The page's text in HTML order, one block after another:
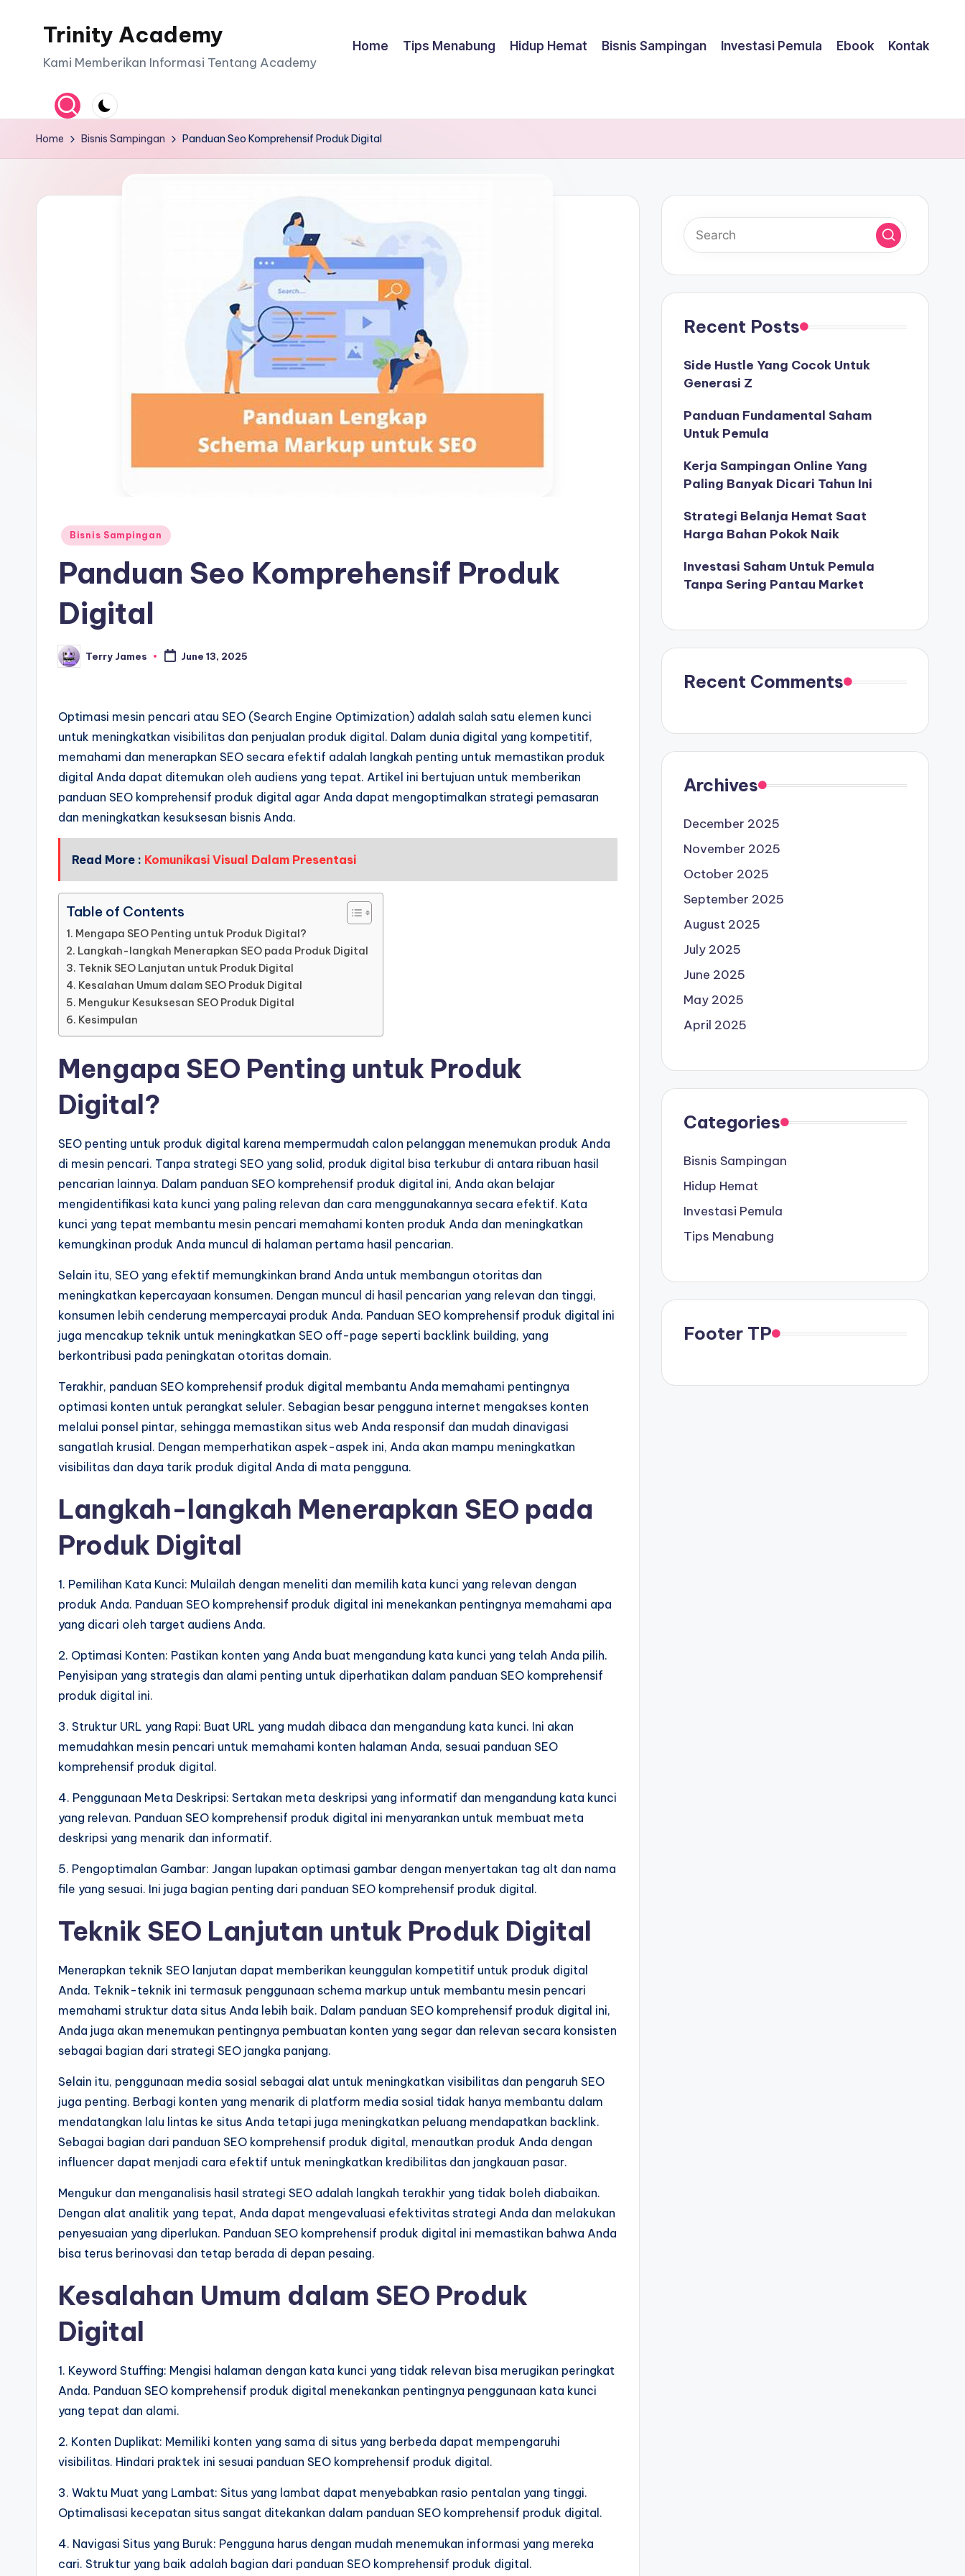
Trinity Academy
Kami Memberikan Informasi Tentang Academy
Home Tips Menabung Hidup Hemat Bisnis Sampingan Investasi Pemula Ebook Kontak
Home Bisnis Sampingan Panduan Seo Komprehensif Produk Digital
Posted
Bisnis Sampingan
Panduan Seo Komprehensif Produk
Digital
Posted
by
Terry James June 13, 2025
Optimasi mesin pencari atau SEO (Search Engine Optimization) adalah salah satu elemen kunci
untuk meningkatkan visibilitas dan penjualan produk digital. Dalam dunia digital yang kompetitif,
memahami dan menerapkan SEO secara efektif adalah langkah penting untuk memastikan produk
digital Anda dapat ditemukan oleh audiens yang tepat. Artikel ini bertujuan untuk memberikan
panduan SEO komprehensif produk digital agar Anda dapat mengoptimalkan strategi pemasaran
dan meningkatkan kesuksesan bisnis Anda.
Read More : Komunikasi Visual Dalam Presentasi
Table of Contents
Mengapa SEO Penting untuk Produk Digital?
Langkah-langkah Menerapkan SEO pada Produk Digital
Teknik SEO Lanjutan untuk Produk Digital
Kesalahan Umum dalam SEO Produk Digital
Mengukur Kesuksesan SEO Produk Digital
Kesimpulan
Mengapa SEO Penting untuk Produk
Digital?
SEO penting untuk produk digital karena mempermudah calon pelanggan menemukan produk Anda
di mesin pencari. Tanpa strategi SEO yang solid, produk digital bisa terkubur di antara ribuan hasil
pencarian lainnya. Dalam panduan SEO komprehensif produk digital ini, Anda akan belajar
mengidentifikasi kata kunci yang paling relevan dan cara menggunakannya secara efektif. Kata
kunci yang tepat membantu mesin pencari memahami konten produk Anda dan meningkatkan
kemungkinan produk Anda muncul di halaman pertama hasil pencarian.
Selain itu, SEO yang efektif memungkinkan brand Anda untuk membangun otoritas dan
meningkatkan kepercayaan konsumen. Dengan muncul di hasil pencarian yang relevan dan tinggi,
konsumen lebih cenderung mempercayai produk Anda. Panduan SEO komprehensif produk digital ini
juga mencakup teknik untuk meningkatkan SEO off-page seperti backlink building, yang
berkontribusi pada peningkatan otoritas domain.
Terakhir, panduan SEO komprehensif produk digital membantu Anda memahami pentingnya
optimasi konten untuk perangkat seluler. Sebagian besar pengguna internet mengakses konten
melalui ponsel pintar, sehingga memastikan situs web Anda responsif dan mudah dinavigasi
sangatlah krusial. Dengan memperhatikan aspek-aspek ini, Anda akan mampu meningkatkan
visibilitas dan daya tarik produk digital Anda di mata pengguna.
Langkah-langkah Menerapkan SEO pada
Produk Digital
1. Pemilihan Kata Kunci: Mulailah dengan meneliti dan memilih kata kunci yang relevan dengan
produk Anda. Panduan SEO komprehensif produk digital ini menekankan pentingnya memahami apa
yang dicari oleh target audiens Anda.
2. Optimasi Konten: Pastikan konten yang Anda buat mengandung kata kunci yang telah Anda pilih.
Penyisipan yang strategis dan alami penting untuk diperhatikan dalam panduan SEO komprehensif
produk digital ini.
3. Struktur URL yang Rapi: Buat URL yang mudah dibaca dan mengandung kata kunci. Ini akan
memudahkan mesin pencari untuk memahami konten halaman Anda, sesuai panduan SEO
komprehensif produk digital.
4. Penggunaan Meta Deskripsi: Sertakan meta deskripsi yang informatif dan mengandung kata kunci
yang relevan. Panduan SEO komprehensif produk digital ini menyarankan untuk membuat meta
deskripsi yang menarik dan informatif.
5. Pengoptimalan Gambar: Jangan lupakan optimasi gambar dengan menyertakan tag alt dan nama
file yang sesuai. Ini juga bagian penting dari panduan SEO komprehensif produk digital.
Teknik SEO Lanjutan untuk Produk Digital
Menerapkan teknik SEO lanjutan dapat memberikan keunggulan kompetitif untuk produk digital
Anda. Teknik-teknik ini termasuk penggunaan schema markup untuk membantu mesin pencari
memahami struktur data situs Anda lebih baik. Dalam panduan SEO komprehensif produk digital ini,
Anda juga akan menemukan pentingnya pembuatan konten yang segar dan relevan secara konsisten
sebagai bagian dari strategi SEO jangka panjang.
Selain itu, penggunaan media sosial sebagai alat untuk meningkatkan visibilitas dan pengaruh SEO
juga penting. Berbagi konten yang menarik di platform media sosial tidak hanya membantu dalam
mendatangkan lalu lintas ke situs Anda tetapi juga meningkatkan peluang mendapatkan backlink.
Sebagai bagian dari panduan SEO komprehensif produk digital, menautkan produk Anda dengan
influencer dapat menjadi cara efektif untuk meningkatkan kredibilitas dan jangkauan pasar.
Mengukur dan menganalisis hasil strategi SEO adalah langkah terakhir yang tidak boleh diabaikan.
Dengan alat analitik yang tepat, Anda dapat mengevaluasi efektivitas strategi Anda dan melakukan
penyesuaian yang diperlukan. Panduan SEO komprehensif produk digital ini memastikan bahwa Anda
bisa terus berinovasi dan tetap berada di depan pesaing.
Kesalahan Umum dalam SEO Produk
Digital
1. Keyword Stuffing: Mengisi halaman dengan kata kunci yang tidak relevan bisa merugikan peringkat
Anda. Panduan SEO komprehensif produk digital menekankan pentingnya penggunaan kata kunci
yang tepat dan alami.
2. Konten Duplikat: Memiliki konten yang sama di situs yang berbeda dapat mempengaruhi
visibilitas. Hindari praktek ini sesuai panduan SEO komprehensif produk digital.
3. Waktu Muat yang Lambat: Situs yang lambat dapat menyebabkan rasio pentalan yang tinggi.
Optimalisasi kecepatan situs sangat ditekankan dalam panduan SEO komprehensif produk digital.
4. Navigasi Situs yang Buruk: Pengguna harus dengan mudah menemukan informasi yang mereka
cari. Struktur yang baik adalah bagian dari panduan SEO komprehensif produk digital.
Recent Posts
Side Hustle Yang Cocok Untuk
Generasi Z
Panduan Fundamental Saham
Untuk Pemula
Kerja Sampingan Online Yang
Paling Banyak Dicari Tahun Ini
Strategi Belanja Hemat Saat
Harga Bahan Pokok Naik
Investasi Saham Untuk Pemula
Tanpa Sering Pantau Market
Recent Comments
Archives
December 2025
November 2025
October 2025
September 2025
August 2025
July 2025
June 2025
May 2025
April 2025
Categories
Bisnis Sampingan
Hidup Hemat
Investasi Pemula
Tips Menabung
Footer TP